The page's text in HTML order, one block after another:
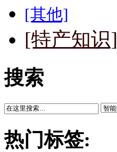
[其他]
[特产知识]
搜索
热门标签: